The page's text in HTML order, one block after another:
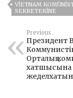
VIETNAM
SEKRETERINE
Previous
Президент
Орталық
хатшысына